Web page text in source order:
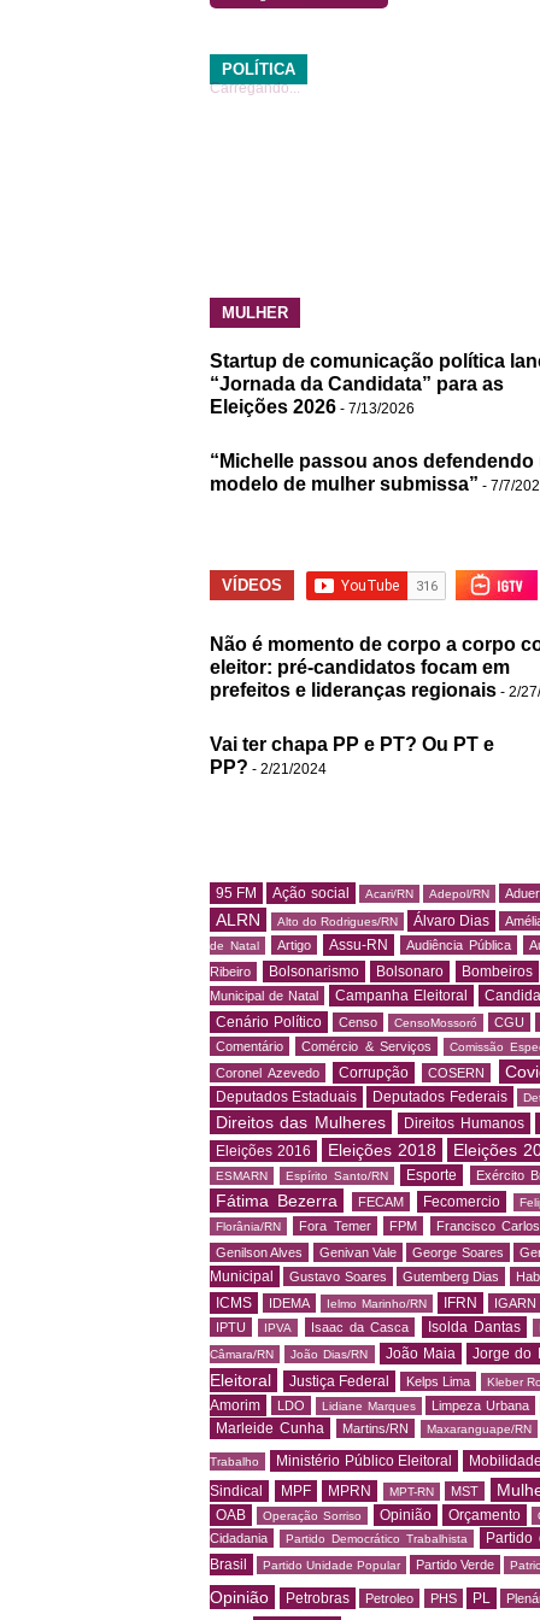
POLÍTICA
Carregando...
MULHER
Startup de comunicação política
“Jornada da Candidata” para as
Eleições 2026 - 7/13/2026
“Michelle passou anos defendendo
modelo de mulher submissa” - 7/7/
VÍDEOS
Não é momento de corpo a corpo
eleitor: pré-candidatos focam em
prefeitos e lideranças regionais - 2/
Vai ter chapa PP e PT? Ou PT e
PP? - 2/21/2024
95 FM Ação social Acari/RN Adepol/RN
ALRN
Alto do Rodrigues/RN Álvaro Dias
de Natal
Artigo Assu-RN Audiência Pública
Ribeiro
Bolsonarismo Bolsonaro Bombeiros
Municipal de Natal
Campanha Eleitoral
Cenário Político Censo CensoMossoró CGU
Comentário Comércio & Serviços Comissão
Coronel Azevedo Corrupção COSERN
Deputados Estaduais Deputados Federais
Direitos das Mulheres Direitos Humanos
Eleições 2016 Eleições 2018 Eleições
ESMARN Espírito Santo/RN Esporte Exército
Fátima Bezerra FECAM Fecomercio
Florânia/RN Fora Temer FPM Francisco Carlos
Genilson Alves Genivan Vale George Soares
Municipal
Gustavo Soares Gutemberg Dias
ICMS IDEMA Ielmo Marinho/RN IFRN IGARN
IPTU IPVA Isaac da Casca Isolda Dantas
Câmara/RN
João Dias/RN João Maia Jorge do
Eleitoral
Justiça Federal Kelps Lima Kleber
Amorim
LDO Lidiane Marques Limpeza Urbana
Marleide Cunha Martins/RN Maxaranguape/RN
Trabalho Ministério Público Eleitoral
Sindical
MPF MPRN MPT-RN MST
OAB Operação Sorriso Opinião Orçamento
Cidadania
Partido Democrático Trabalhista Partido
Brasil
Partido Unidade Popular Partido Verde
Opinião
Petrobras Petroleo PHS PL